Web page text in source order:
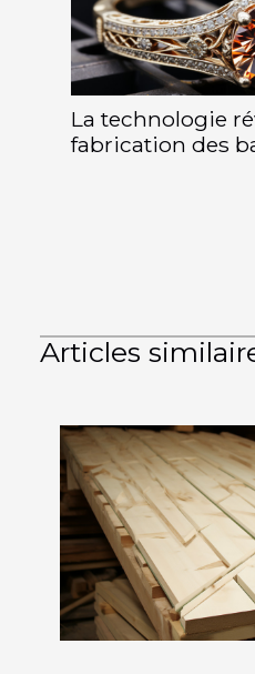
La technologie
fabrication des
Articles